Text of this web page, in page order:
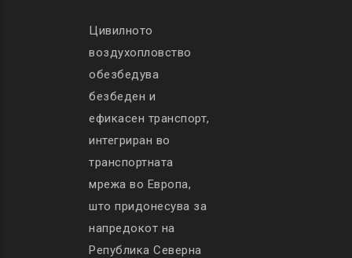
Цивилното
воздухопловство
обезбедува
безбеден и
ефикасен транспорт,
интегриран во
транспортната
мрежа во Европа,
што придонесува за
напредокот на
Република Северна